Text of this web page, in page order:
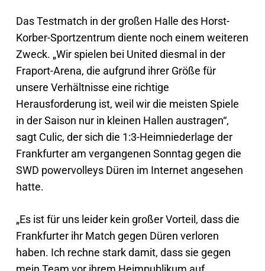
Das Testmatch in der großen Halle des Horst-
Korber-Sportzentrum diente noch einem weiteren
Zweck. „Wir spielen bei United diesmal in der
Fraport-Arena, die aufgrund ihrer Größe für
unsere Verhältnisse eine richtige
Herausforderung ist, weil wir die meisten Spiele
in der Saison nur in kleinen Hallen austragen“,
sagt Culic, der sich die 1:3-Heimniederlage der
Frankfurter am vergangenen Sonntag gegen die
SWD powervolleys Düren im Internet angesehen
hatte.
„Es ist für uns leider kein großer Vorteil, dass die
Frankfurter ihr Match gegen Düren verloren
haben. Ich rechne stark damit, dass sie gegen